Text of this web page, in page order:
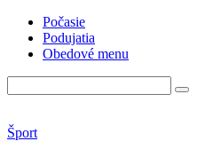
Počasie
Podujatia
Obedové menu
Šport